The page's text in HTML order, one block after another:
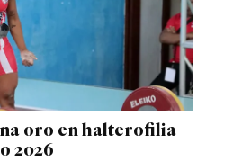
oro en halterofilia
2026